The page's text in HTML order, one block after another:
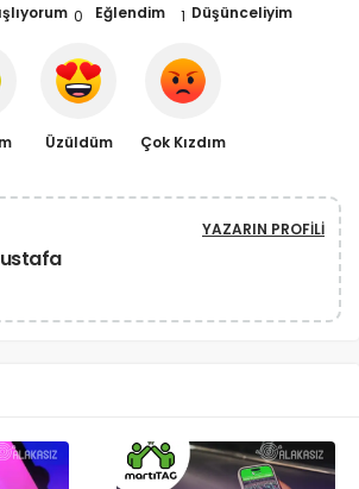
Eğlendim Düşünceliyim
0
Üzüldüm
1
Çok Kızdım
YAZARIN PROFILI